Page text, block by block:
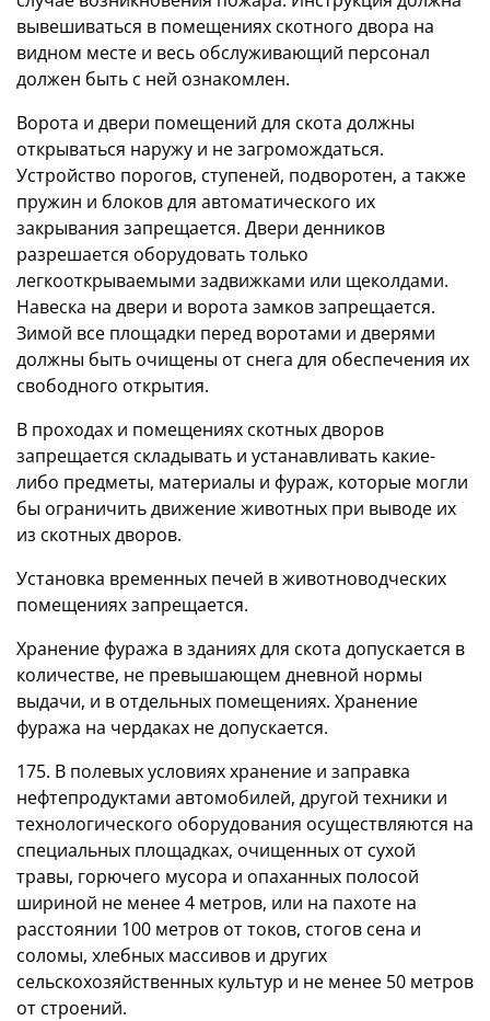
вывешиваться в помещениях скотного двора на
видном месте и весь обслуживающий персонал
должен быть с ней ознакомлен.
Ворота и двери помещений для скота должны
открываться наружу и не загромождаться.
Устройство порогов, ступеней, подворотен, а также
пружин и блоков для автоматического их
закрывания запрещается. Двери денников
разрешается оборудовать только
легкооткрываемыми задвижками или щеколдами.
Навеска на двери и ворота замков запрещается.
Зимой все площадки перед воротами и дверями
должны быть очищены от снега для обеспечения их
свободного открытия.
В проходах и помещениях скотных дворов
запрещается складывать и устанавливать какие-
либо предметы, материалы и фураж, которые могли
бы ограничить движение животных при выводе их
из скотных дворов.
Установка временных печей в животноводческих
помещениях запрещается.
Хранение фуража в зданиях для скота допускается в
количестве, не превышающем дневной нормы
выдачи, и в отдельных помещениях. Хранение
фуража на чердаках не допускается.
175. В полевых условиях хранение и заправка
нефтепродуктами автомобилей, другой техники и
технологического оборудования осуществляются на
специальных площадках, очищенных от сухой
травы, горючего мусора и опаханных полосой
шириной не менее 4 метров, или на пахоте на
расстоянии 100 метров от токов, стогов сена и
соломы, хлебных массивов и других
сельскохозяйственных культур и не менее 50 метров
от строений.